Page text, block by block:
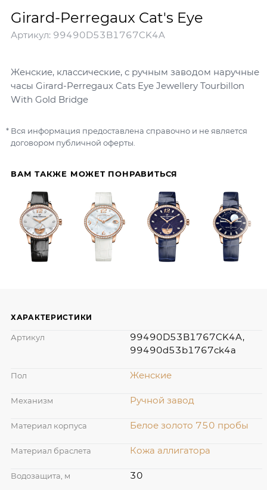
Girard-Perregaux Cat's Eye
Артикул: 99490D53B1767CK4A
Женские, классические, с ручным заводом наручные
часы Girard-Perregaux Cats Eye Jewellery Tourbillon
With Gold Bridge
ВАМ ТАКЖЕ МОЖЕТ ПОНРАВИТЬСЯ
Вся информация предоставлена справочно и не является
договором публичной оферты.
ХАРАКТЕРИСТИКИ
Артикул
99490D53B1767CK4A,
99490d53b1767ck4a
Пол Женские
Механизм Ручной завод
Материал корпуса Белое золото 750 пробы
Материал браслета Кожа аллигатора
Водозащита, м 30